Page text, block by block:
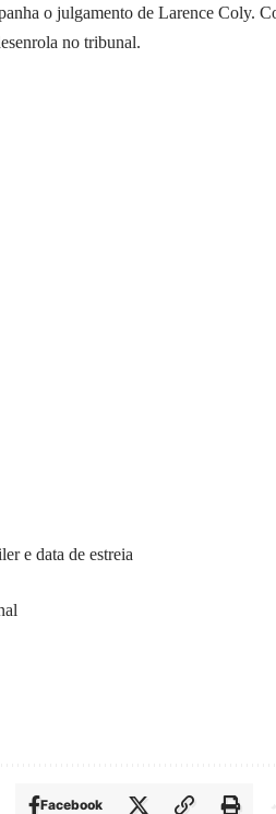
o julgamento de Larence Coly.
no tribunal.
e data de estreia
Facebook